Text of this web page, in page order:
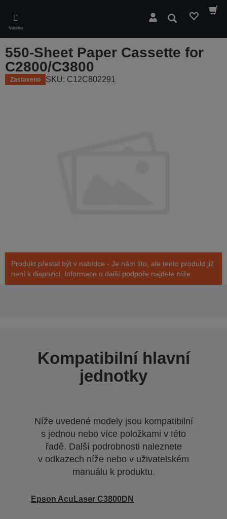
main
content
Nabídka
Hledat
550-Sheet Paper Cassette for
C2800/C3800
Zastaveno SKU: C12C802291
Produkt přestal být v nabídce - Je nám líto, ale tento produkt již
není k dispozici. Informace o další podpoře najdete níže.
Kompatibilní hlavní
jednotky
Níže uvedené modely jsou kompatibilní
s jednou nebo více položkami v této
řadě. Další podrobnosti naleznete
v odkazech níže nebo v uživatelském
manuálu k produktu.
Epson AcuLaser C3800DN